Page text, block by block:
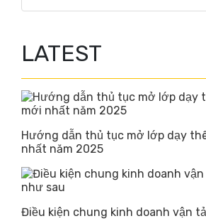
LATEST
Hướng dẫn thủ tục mở lớp dạy
nhất năm 2025
Điều kiện chung kinh doanh vận